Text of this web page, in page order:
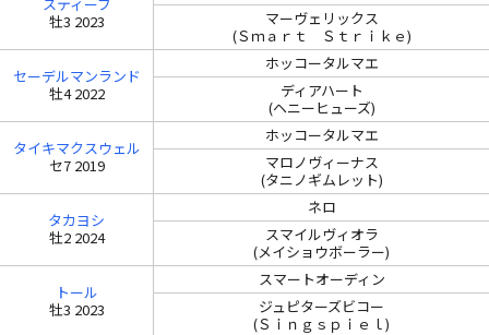
牡3 2023
マーヴェリックス
(Ｓｍａｒｔ Ｓｔｒｉｋｅ)
セーデルマンランド
牡4 2022
ホッコータルマエ
ディアハート
(ヘニーヒューズ)
タイキマクスウェル
セ7 2019
ホッコータルマエ
マロノヴィーナス
(タニノギムレット)
タカヨシ
牡2 2024
ネロ
スマイルヴィオラ
(メイショウボーラー)
トール
牡3 2023
スマートオーディン
ジュピターズビコー
(Ｓｉｎｇｓｐｉｅｌ)